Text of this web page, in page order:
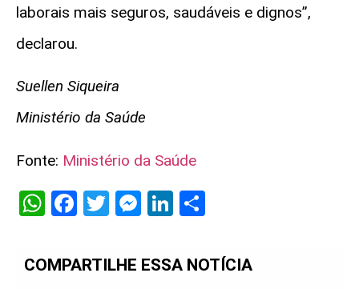
laborais mais seguros, saudáveis e dignos”,
declarou.
Suellen Siqueira
Ministério da Saúde
Fonte: Ministério da Saúde
WhatsApp
Facebook
Twitter
Messenger
LinkedIn
COMPARTILHE ESSA NOTÍCIA